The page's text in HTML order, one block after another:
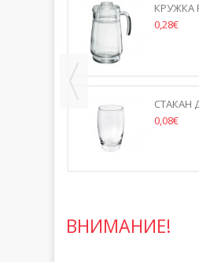
КРУЖКА
0,28€
СТАКАН
AURELIA
0,08€
ВНИМАНИЕ!